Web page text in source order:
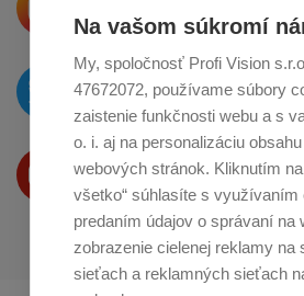
Na vašom súkromí
My, spoločnosť Profi Vision
47672072, používame súbory
zaistenie funkčnosti webu a s
o. i. aj na personalizáciu
webových stránok. Kliknutím
všetko“ súhlasíte s využívaním
predaním údajov o správaní na
zobrazenie cielenej reklamy na
sieťach a reklamných sieťach
o zdieľanie na
O novinkách píšeme
naTwitteri
Produkty Vám predstavujeme
na Youtube